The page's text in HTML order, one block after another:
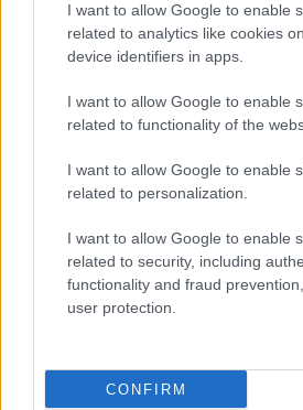
I want to allow Google to enable
related to analytics like cookies
device identifiers in apps.
I want to allow Google to enable
related to functionality of the
I want to allow Google to enable
related to personalization.
I want to allow Google to enable
related to security, including
functionality and fraud
user protection.
CONFIRM
Dove si terrà Vogue World nel
Francisco
Matteo Pellegrino · 6 Ago 2026